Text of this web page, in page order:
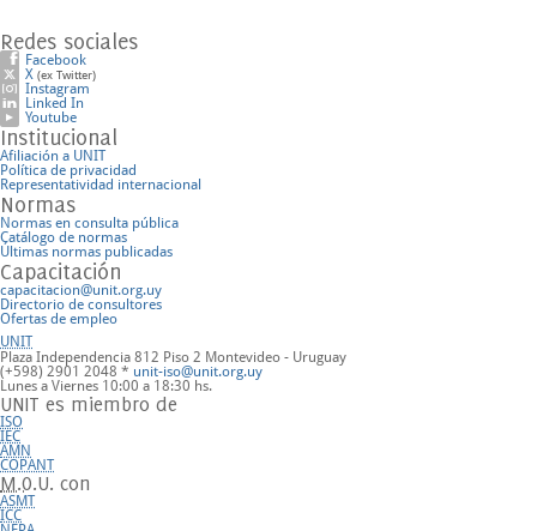
Redes sociales
Facebook
X (ex Twitter)
Instagram
Linked In
Youtube
Institucional
Afiliación a UNIT
Política de privacidad
Representatividad internacional
Normas
Normas en consulta pública
Catálogo de normas
Últimas normas publicadas
Capacitación
capacitacion@unit.org.uy
Directorio de consultores
Ofertas de empleo
UNIT
Plaza Independencia 812 Piso 2 Montevideo - Uruguay
(+598) 2901 2048 * unit-iso@unit.org.uy
Lunes a Viernes 10:00 a 18:30 hs.
UNIT es miembro de
ISO
IEC
AMN
COPANT
M.O.U. con
ASMT
ICC